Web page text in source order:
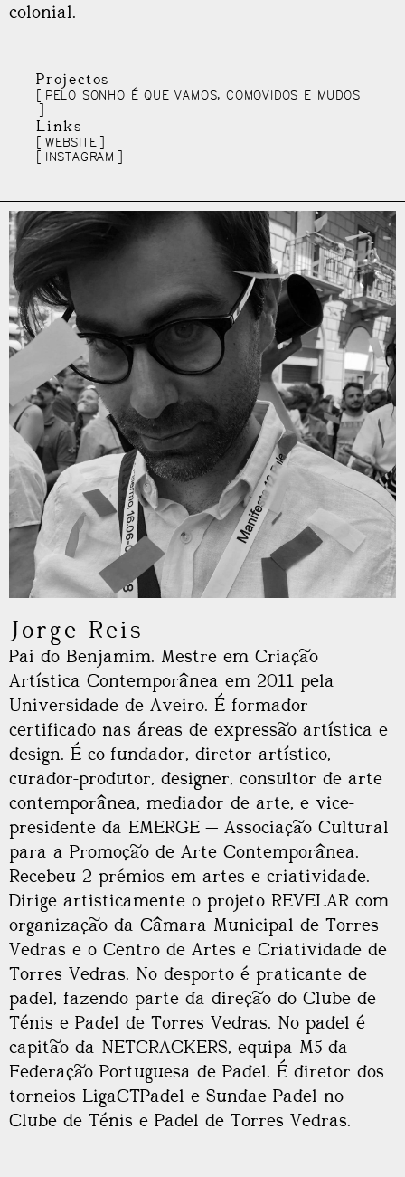
colonial.
Projectos
PELO SONHO É QUE VAMOS, COMOVIDOS E MUDOS
Links
WEBSITE
INSTAGRAM
Jorge Reis
Pai do Benjamim. Mestre em Criação
Artística Contemporânea em 2011 pela
Universidade de Aveiro. É formador
certificado nas áreas de expressão artística e
design. É co-fundador, diretor artístico,
curador-produtor, designer, consultor de arte
contemporânea, mediador de arte, e vice-
presidente da EMERGE — Associação Cultural
para a Promoção de Arte Contemporânea.
Recebeu 2 prémios em artes e criatividade.
Dirige artisticamente o projeto REVELAR com
organização da Câmara Municipal de Torres
Vedras e o Centro de Artes e Criatividade de
Torres Vedras. No desporto é praticante de
padel, fazendo parte da direção do Clube de
Ténis e Padel de Torres Vedras. No padel é
capitão da NETCRACKERS, equipa M5 da
Federação Portuguesa de Padel. É diretor dos
torneios LigaCTPadel e Sundae Padel no
Clube de Ténis e Padel de Torres Vedras.